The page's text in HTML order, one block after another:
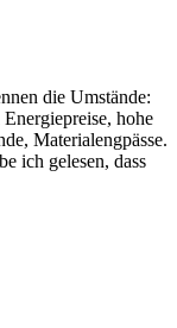
die Umstände:
hohe
Materialengpässe.
ich gelesen, dass